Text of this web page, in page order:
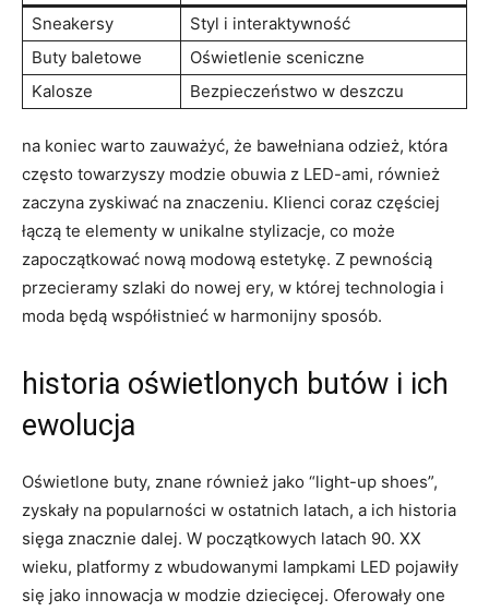
Sneakersy
Styl i interaktywność
Buty baletowe
Oświetlenie sceniczne
Kalosze
Bezpieczeństwo w deszczu
na koniec warto zauważyć, że bawełniana odzież, która
często towarzyszy modzie obuwia z LED-ami, również
zaczyna zyskiwać na znaczeniu. Klienci coraz częściej
łączą te elementy w unikalne stylizacje, co może
zapoczątkować nową modową estetykę. Z pewnością
przecieramy szlaki do nowej ery, w której technologia i
moda będą współistnieć w harmonijny sposób.
historia oświetlonych butów i ich
ewolucja
Oświetlone buty, znane również jako “light-up shoes”,
zyskały na popularności w ostatnich latach, a ich historia
sięga znacznie dalej. W początkowych latach 90. XX
wieku, platformy z wbudowanymi lampkami LED pojawiły
się jako innowacja w modzie dziecięcej. Oferowały one